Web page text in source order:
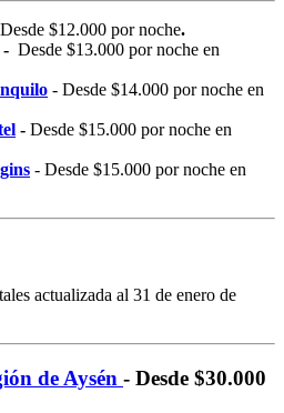
Desde $12.000 por noche.
- Desde $13.000 por noche en
- Desde $14.000 por noche en
- Desde $15.000 por noche en
- Desde $15.000 por noche en
actualizada al 31 de enero de
de Aysén - Desde $30.000